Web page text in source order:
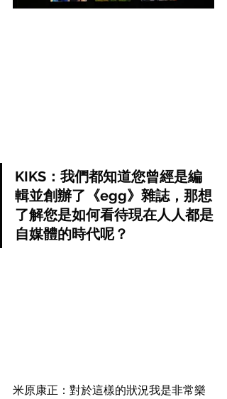
KIKS：我們都知道您曾經是編
輯並創辦了《egg》雜誌，那想
了解您是如何看待現在人人都是
自媒體的時代呢？
米原康正：對於這樣的狀況我是非常樂